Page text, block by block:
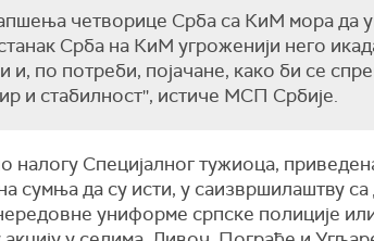
четворице Срба са КиМ мора да
Срба на КиМ угроженији него
и, по потреби, појачане, како би се
и стабилност'', истиче МСП Србије.
налогу Специјалног тужиоца,
сумња да су исти, у саизвршилаштву
униформе српске полиције